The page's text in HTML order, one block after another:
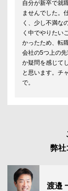
自分が新卒で就
ませんでした。
く、少し不満な
く中でやりたい
かったため、転
会社の5つ上の
か疑問を感じて
と思います。チ
で。
弊社
渡邉